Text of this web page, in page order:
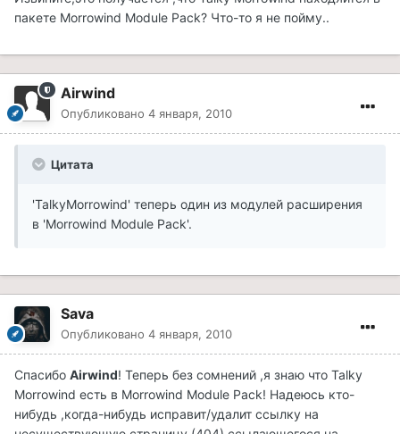
пакете Morrowind Module Pack? Что-то я не пойму..
Airwind
Опубликовано 4 января, 2010
Цитата
'TalkyMorrowind' теперь один из модулей расширения
в 'Morrowind Module Pack'.
Sava
Опубликовано 4 января, 2010
Спасибо Airwind! Теперь без сомнений ,я знаю что Talky
Morrowind есть в Morrowind Module Pack! Надеюсь кто-
нибудь ,когда-нибудь исправит/удалит ссылку на